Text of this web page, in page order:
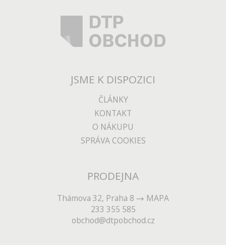
JSME K DISPOZICI
ČLÁNKY
KONTAKT
O NÁKUPU
SPRÁVA COOKIES
PRODEJNA
Thámova 32, Praha 8
MAPA
233 355 585
obchod@dtpobchod.cz